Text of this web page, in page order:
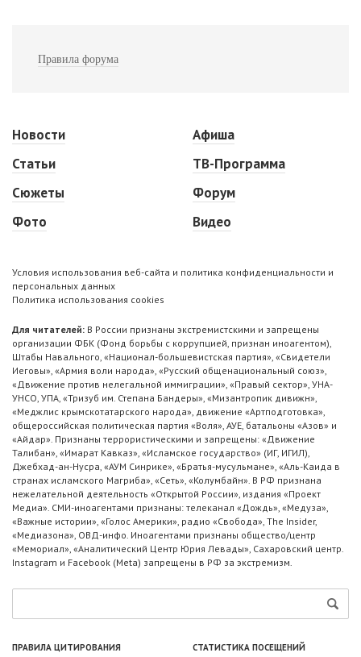
Правила форума
Новости
Статьи
Сюжеты
Фото
Афиша
ТВ-Программа
Форум
Видео
Условия использования веб-сайта и политика конфиденциальности и
персональных данных
Политика использования cookies
Для читателей: В России признаны экстремистскими и запрещены
организации ФБК (Фонд борьбы с коррупцией, признан иноагентом),
Штабы Навального, «Национал-большевистская партия», «Свидетели
Иеговы», «Армия воли народа», «Русский общенациональный союз»,
«Движение против нелегальной иммиграции», «Правый сектор», УНА-
УНСО, УПА, «Тризуб им. Степана Бандеры», «Мизантропик дивижн»,
«Меджлис крымскотатарского народа», движение «Артподготовка»,
общероссийская политическая партия «Воля», АУЕ, батальоны «Азов» и
«Айдар». Признаны террористическими и запрещены: «Движение
Талибан», «Имарат Кавказ», «Исламское государство» (ИГ, ИГИЛ),
Джебхад-ан-Нусра, «АУМ Синрике», «Братья-мусульмане», «Аль-Каида в
странах исламского Магриба», «Сеть», «Колумбайн». В РФ признана
нежелательной деятельность «Открытой России», издания «Проект
Медиа». СМИ-иноагентами признаны: телеканал «Дождь», «Медуза»,
«Важные истории», «Голос Америки», радио «Свобода», The Insider,
«Медиазона», ОВД-инфо. Иноагентами признаны общество/центр
«Мемориал», «Аналитический Центр Юрия Левады», Сахаровский центр.
Instagram и Facebook (Metа) запрещены в РФ за экстремизм.
ПРАВИЛА ЦИТИРОВАНИЯ СТАТИСТИКА ПОСЕЩЕНИЙ